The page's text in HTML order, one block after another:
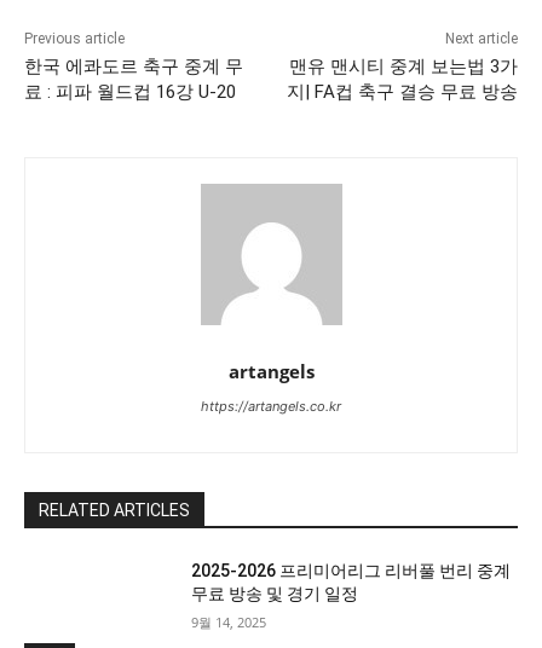
Previous article
한국 에콰도르 축구 중계 무
료 : 피파 월드컵 16강 U-20
Next article
맨유 맨시티 중계 보는법 3가
지| FA컵 축구 결승 무료 방송
artangels
https://artangels.co.kr
RELATED ARTICLES
2025-2026 프리미어리그 리버풀 번리 중계
무료 방송 및 경기 일정
9월 14, 2025